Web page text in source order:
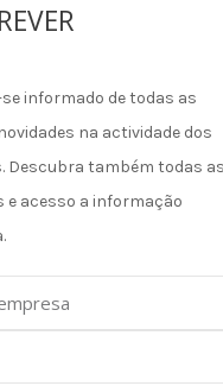
informado de todas as
na actividade dos
Descubra também todas as
e acesso a informação